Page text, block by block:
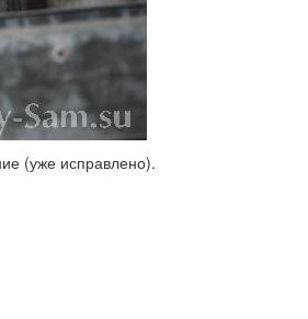
(уже исправлено).